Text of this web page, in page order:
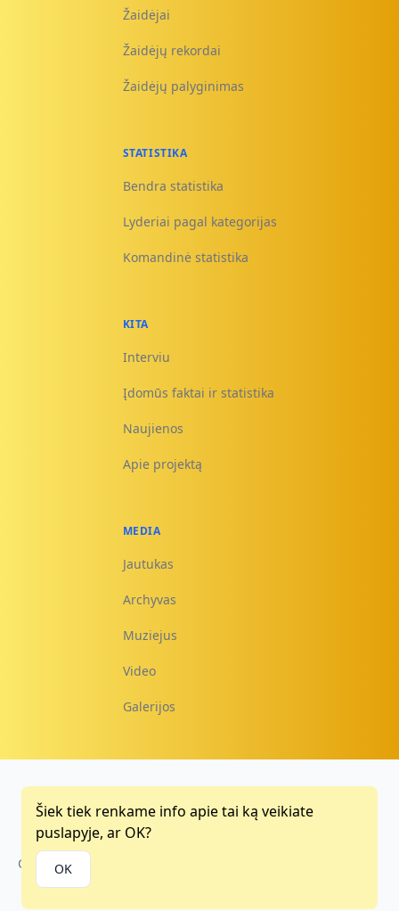
Šiek tiek renkame info apie tai ką veikiate
puslapyje, ar OK?
OK
Žaidėjai
Žaidėjų rekordai
Žaidėjų palyginimas
STATISTIKA
Bendra statistika
Lyderiai pagal kategorijas
Komandinė statistika
KITA
Interviu
Įdomūs faktai ir statistika
Naujienos
Apie projektą
MEDIA
Jautukas
Archyvas
Muziejus
Video
Galerijos
FacebookInstagramYoutube
Copyright © 2015 - 2026